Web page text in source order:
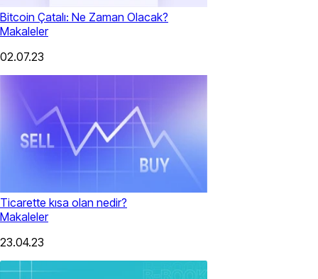
Bitcoin Çatalı: Ne Zaman Olacak?
Makaleler
02.07.23
Ticarette kısa olan nedir?
Makaleler
23.04.23